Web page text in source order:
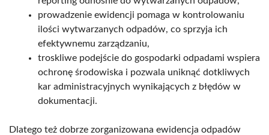
prowadzenie ewidencji pomaga w kontrolowaniu
ilości wytwarzanych odpadów, co sprzyja ich
efektywnemu zarządzaniu,
troskliwe podejście do gospodarki odpadami wspiera
ochronę środowiska i pozwala uniknąć dotkliwych
kar administracyjnych wynikających z błędów w
dokumentacji.
Dlatego też dobrze zorganizowana ewidencja odpadów